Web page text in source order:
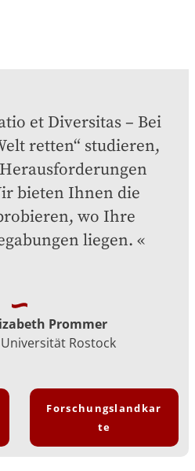
et Diversitas – Bei
retten“ studieren,
bieten Ihnen die
wo Ihre
liegen.
Prommer
Rostock
Forschungslandkar
te